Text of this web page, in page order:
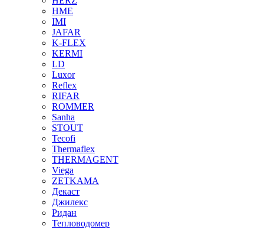
HME
IMI
JAFAR
K-FLEX
KERMI
LD
Luxor
Reflex
RIFAR
ROMMER
Sanha
STOUT
Tecofi
Thermaflex
THERMAGENT
Viega
ZETKAMA
Декаст
Джилекс
Ридан
Тепловодомер